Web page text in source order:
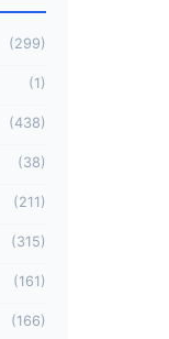
(299)
(1)
(438)
(38)
(211)
(315)
(161)
(166)